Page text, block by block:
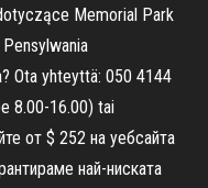
Memorial Park
Ota yhteyttä: 050 4144
8.00-16.00) tai
от $ 252 на уебсайта
най-ниската